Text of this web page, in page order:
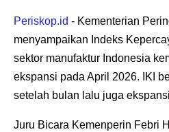
Periskop.id - Kementerian
menyampaikan Indeks
sektor manufaktur Indonesia
ekspansi pada April 2026. IKI
setelah bulan lalu juga
Juru Bicara Kemenperin Febri